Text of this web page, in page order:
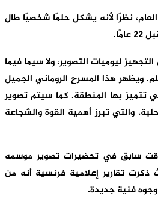
نظرًا لأنه يشكل حلمًا شخصيًا طال
ليوميات التصوير، ولا سيما فيما
ويظهر هذا المسرح الروماني الجميل
تتميز بها المنطقة. كما سيتم تصوير
والتي تبرز أهمية القوة والشجاعة
وقت سابق في تحضيرات تصوير موسمه
من 20 عاماً على إصداره. حيث ذكرت تقارير إعلامية فرنسية أنه من
وجوه فنية جديدة.